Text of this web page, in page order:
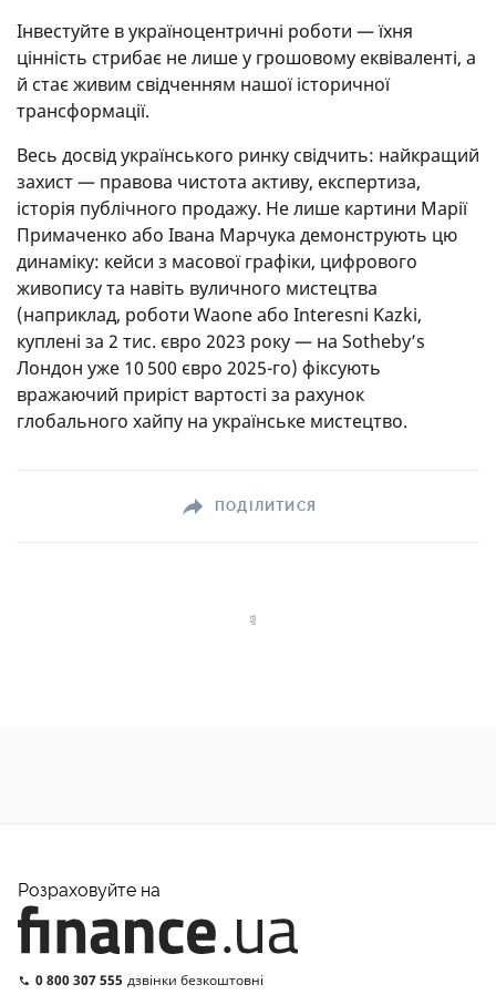
Інвестуйте в україноцентричні роботи — їхня
цінність стрибає не лише у грошовому еквіваленті, а
й стає живим свідченням нашої історичної
трансформації.
Весь досвід українського ринку свідчить: найкращий
захист — правова чистота активу, експертиза,
історія публічного продажу. Не лише картини Марії
Примаченко або Івана Марчука демонструють цю
динаміку: кейси з масової графіки, цифрового
живопису та навіть вуличного мистецтва
(наприклад, роботи Waone або Interesni Kazki,
куплені за 2 тис. євро 2023 року — на Sotheby’s
Лондон уже 10 500 євро 2025-го) фіксують
вражаючий приріст вартості за рахунок
глобального хайпу на українське мистецтво.
ПОДІЛИТИСЯ
Розраховуйте на
0 800 307 555 дзвінки безкоштовні